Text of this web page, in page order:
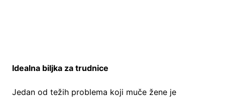
Idealna biljka za trudnice
Jedan od težih problema koji muče žene je